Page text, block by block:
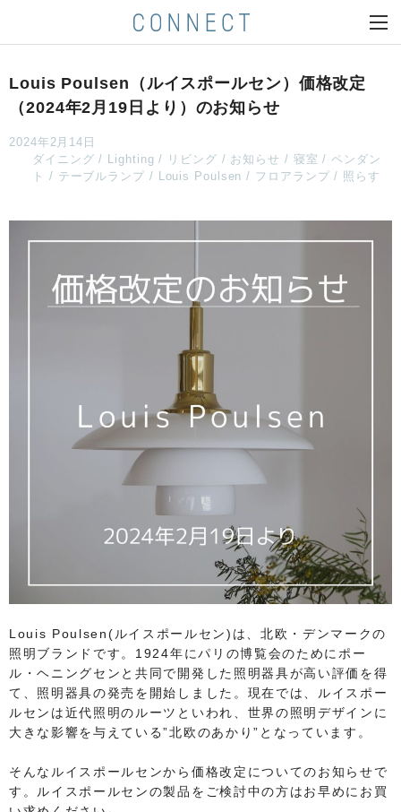
Louis Poulsen（ルイスポールセン）価格改定
（2024年2月19日より）のお知らせ
2024年2月14日
ダイニング
Lighting リビング お知らせ 寝室
ペンダン
ト
テーブルランプ Louis Poulsen フロアランプ 照らす
Louis Poulsen(ルイスポールセン)は、北欧・デンマークの
照明ブランドです。1924年にパリの博覧会のためにポー
ル・ヘニングセンと共同で開発した照明器具が高い評価を得
て、照明器具の発売を開始しました。現在では、ルイスポー
ルセンは近代照明のルーツといわれ、世界の照明デザインに
大きな影響を与えている”北欧のあかり”となっています。​
そんなルイスポールセンから価格改定についてのお知らせで
す。ルイスポールセンの製品をご検討中の方はお早めにお買